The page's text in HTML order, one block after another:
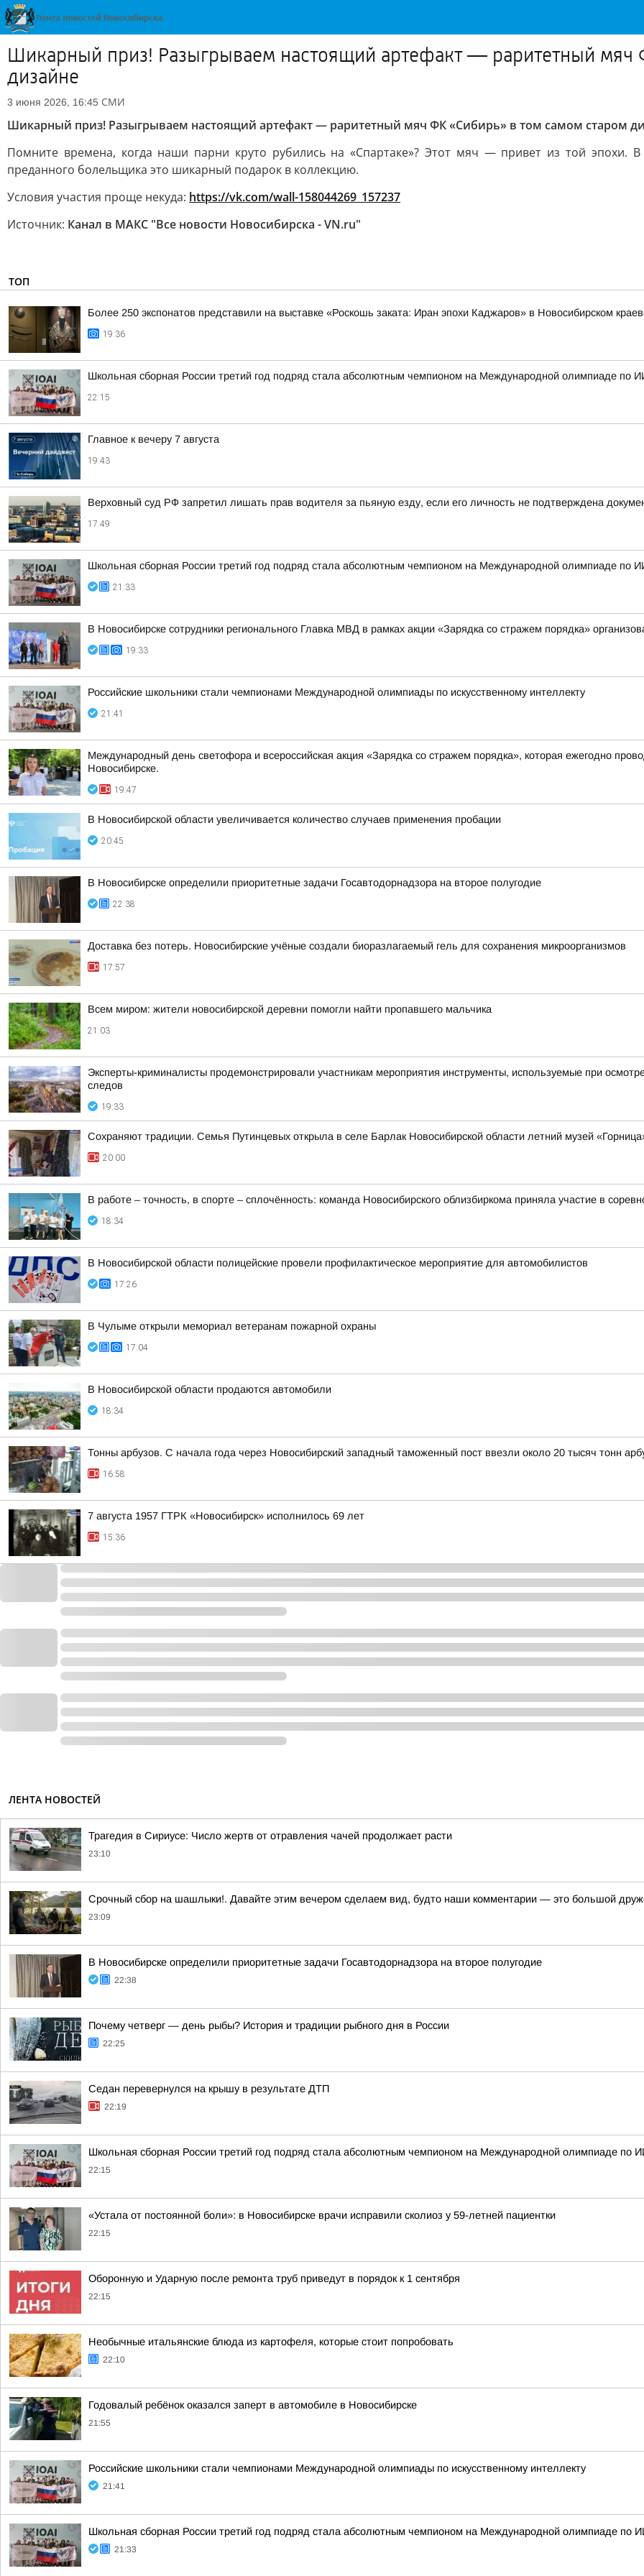
Шикарный приз! Разыгрываем настоящий артефакт — раритетный мяч
дизайне
3 июня 2026, 16:45 СМИ
Шикарный приз! Разыгрываем настоящий артефакт — раритетный мяч ФК «Сибирь» в том самом старом
Помните времена, когда наши парни круто рубились на «Спартаке»? Этот мяч — привет из той эпохи.
преданного болельщика это шикарный подарок в коллекцию.
Условия участия проще некуда: https://vk.com/wall-158044269_157237
Источник: Канал в МАКС "Все новости Новосибирска - VN.ru"
ТОП
Более 250 экспонатов представили на выставке «Роскошь заката: Иран эпохи Каджаров» в Новосибирском
19:36
Школьная сборная России третий год подряд стала абсолютным чемпионом на Международной олимпиаде по
22:15
Главное к вечеру 7 августа
19:43
Верховный суд РФ запретил лишать прав водителя за пьяную езду, если его личность не подтверждена
17:49
Школьная сборная России третий год подряд стала абсолютным чемпионом на Международной олимпиаде по
21:33
В Новосибирске сотрудники регионального Главка МВД в рамках акции «Зарядка со стражем порядка»
19:33
Российские школьники стали чемпионами Международной олимпиады по искусственному интеллекту
21:41
Международный день светофора и всероссийская акция «Зарядка со стражем порядка», которая ежегодно
Новосибирске.
19:47
В Новосибирской области увеличивается количество случаев применения пробации
20:45
В Новосибирске определили приоритетные задачи Госавтодорнадзора на второе полугодие
22:38
Доставка без потерь. Новосибирские учёные создали биоразлагаемый гель для сохранения микроорганизмов
17:57
Всем миром: жители новосибирской деревни помогли найти пропавшего мальчика
21:03
Эксперты-криминалисты продемонстрировали участникам мероприятия инструменты, используемые при
следов
19:33
Сохраняют традиции. Семья Путинцевых открыла в селе Барлак Новосибирской области летний музей
20:00
В работе – точность, в спорте – сплочённость: команда Новосибирского облизбиркома приняла участие в
18:34
В Новосибирской области полицейские провели профилактическое мероприятие для автомобилистов
17:26
В Чулыме открыли мемориал ветеранам пожарной охраны
17:04
В Новосибирской области продаются автомобили
18:34
Тонны арбузов. С начала года через Новосибирский западный таможенный пост ввезли около 20 тысяч тонн
16:58
7 августа 1957 ГТРК «Новосибирск» исполнилось 69 лет
15:36
ЛЕНТА НОВОСТЕЙ
Трагедия в Сириусе: Число жертв от отравления чачей продолжает расти
23:10
Срочный сбор на шашлыки!. Давайте этим вечером сделаем вид, будто наши комментарии — это большой
23:09
В Новосибирске определили приоритетные задачи Госавтодорнадзора на второе полугодие
22:38
Почему четверг — день рыбы? История и традиции рыбного дня в России
22:25
Седан перевернулся на крышу в результате ДТП
22:19
Школьная сборная России третий год подряд стала абсолютным чемпионом на Международной олимпиаде по
22:15
«Устала от постоянной боли»: в Новосибирске врачи исправили сколиоз у 59-летней пациентки
22:15
Оборонную и Ударную после ремонта труб приведут в порядок к 1 сентября
22:15
Необычные итальянские блюда из картофеля, которые стоит попробовать
22:10
Годовалый ребёнок оказался заперт в автомобиле в Новосибирске
21:55
Российские школьники стали чемпионами Международной олимпиады по искусственному интеллекту
21:41
Школьная сборная России третий год подряд стала абсолютным чемпионом на Международной олимпиаде по
21:33